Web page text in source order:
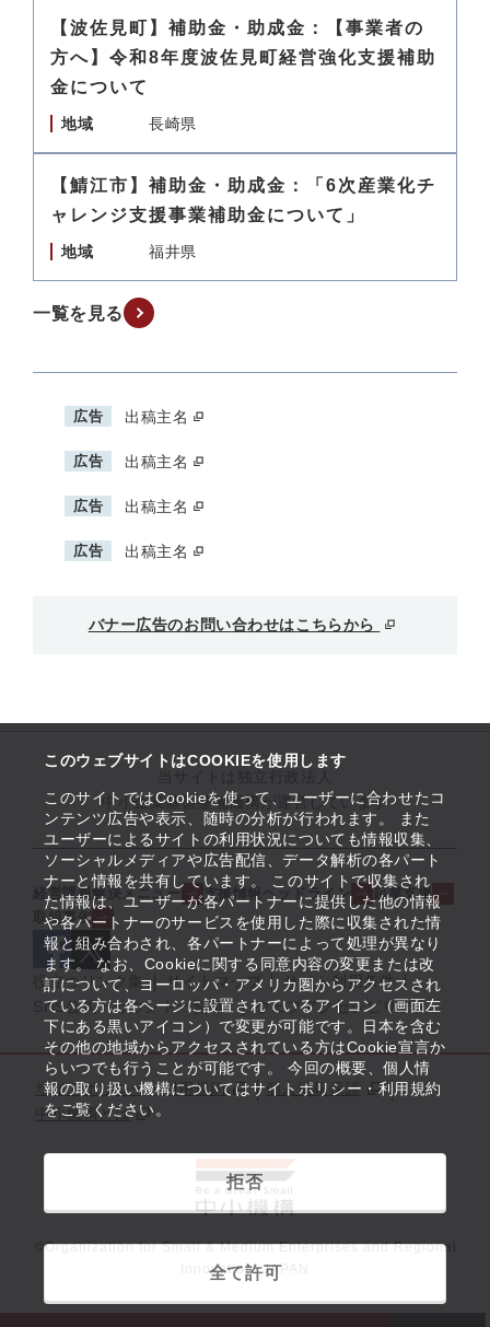
このウェブサイトはCOOKIEを使用します
このサイトではCookieを使って、ユーザーに合わせたコ
ンテンツ広告や表示、随時の分析が行われます。 また
ユーザーによるサイトの利用状況についても情報収集、
ソーシャルメディアや広告配信、データ解析の各パート
ナーと情報を共有しています。 このサイトで収集され
た情報は、ユーザーが各パートナーに提供した他の情報
や各パートナーのサービスを使用した際に収集された情
報と組み合わされ、各パートナーによって処理が異なり
ます。 なお、Cookieに関する同意内容の変更または改
訂について、ヨーロッパ・アメリカ圏からアクセスされ
ている方は各ページに設置されているアイコン（画面左
下にある黒いアイコン）で変更が可能です。日本を含む
その他の地域からアクセスされている方はCookie宣言か
らいつでも行うことが可能です。 今回の概要、個人情
報の取り扱い機構についてはサイトポリシー・利用規約
をご覧ください。
拒否
全て許可
【波佐見町】補助金・助成金：【事業者の
方へ】令和8年度波佐見町経営強化支援補助
金について
地域 長崎県
【鯖江市】補助金・助成金：「6次産業化チ
ャレンジ支援事業補助金について」
地域 福井県
一覧を見る
広告 出稿主名
広告 出稿主名
広告 出稿主名
広告 出稿主名
バナー広告のお問い合わせはこちらから
中小企業基盤整備機構が運営しています
経営課題解決メニュー 支援情報ヘッドライン
起業支援
取組事例
役立つリンク集 サイトマップ
サイト利用条件
SNS公式アカウント一覧
ウェブアクセシビリティ
サイトポリシー・利用規約
個人情報保護
中小機構とは
©Organization for Small & Medium Enterprises and Regional
Innovation, JAPAN